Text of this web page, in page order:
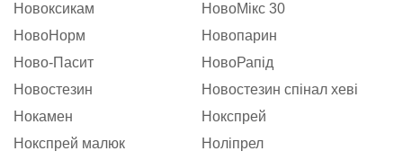
Новоксикам
НовоМікс 30
НовоНорм
Новопарин
Ново-Пасит
НовоРапід
Новостезин
Новостезин спінал хеві
Нокамен
Нокспрей
Нокспрей малюк
Ноліпрел